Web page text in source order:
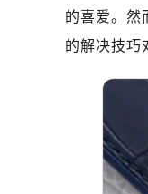
的喜爱。然
的解决技巧